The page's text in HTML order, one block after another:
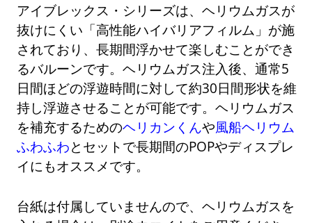
アイブレックス・シリーズは、ヘリウムガスが
抜けにくい「高性能ハイバリアフィルム」が施
されており、長期間浮かせて楽しむことができ
るバルーンです。ヘリウムガス注入後、通常5
日間ほどの浮遊時間に対して約30日間形状を維
持し浮遊させることが可能です。ヘリウムガス
を補充するためのヘリカンくんや風船ヘリウム
ふわふわとセットで長期間のPOPやディスプレ
イにもオススメです。
台紙は付属していませんので、ヘリウムガスを